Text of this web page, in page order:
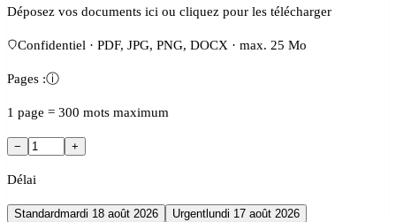
Déposez vos documents ici ou cliquez pour les télécharger
Confidentiel · PDF, JPG, PNG, DOCX · max. 25 Mo
Pages :ⓘ
1 page = 300 mots maximum
− +
Délai
Standardmardi 18 août 2026 Urgent lundi 17 août 2026